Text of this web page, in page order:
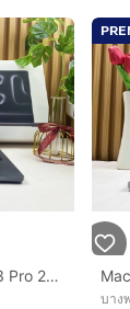
MacBook Pro 14-inch M3 Pro 2023 Ram8GB SSD512GB Black
บาง